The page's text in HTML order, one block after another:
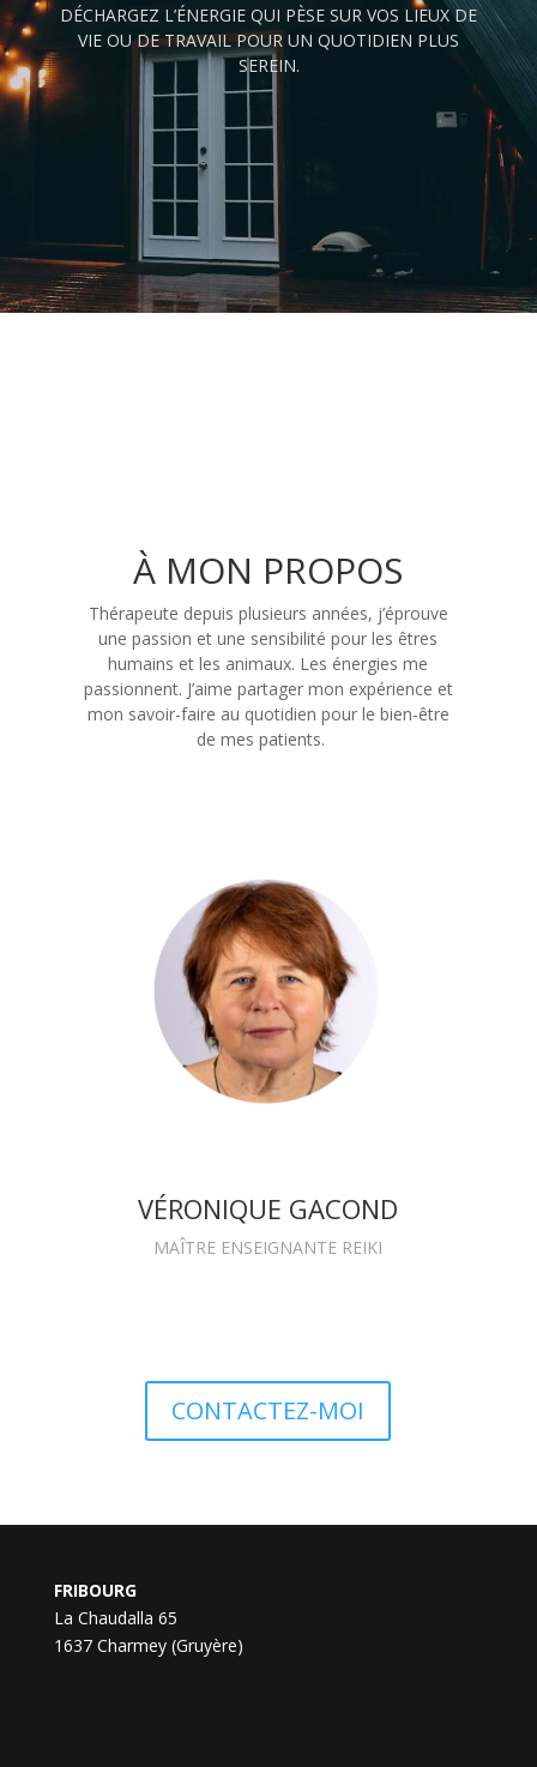
DÉCHARGEZ L’ÉNERGIE QUI PÈSE SUR VOS LIEUX DE
VIE OU DE TRAVAIL POUR UN QUOTIDIEN PLUS
SEREIN.
À MON PROPOS
Thérapeute depuis plusieurs années, j’éprouve
une passion et une sensibilité pour les êtres
humains et les animaux. Les énergies me
passionnent. J’aime partager mon expérience et
mon savoir-faire au quotidien pour le bien-être
de mes patients.
VÉRONIQUE GACOND
MAÎTRE ENSEIGNANTE REIKI
CONTACTEZ-MOI
FRIBOURG
La Chaudalla 65
1637 Charmey (Gruyère)